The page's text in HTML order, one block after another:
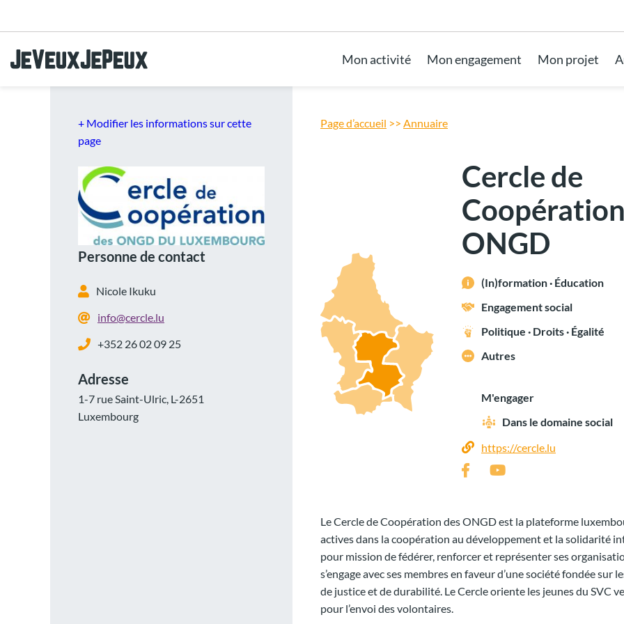
Mon activité Mon engagement Mon projet
+ Modifier les informations sur cette
page
Personne de contact
Nicole Ikuku
info@cercle.lu
+352 26 02 09 25
Adresse
1-7 rue Saint-Ulric, L-2651
Luxembourg
Page d’accueil >> Annuaire
Cercle de
ONGD
(In)formation · Éducation
Engagement social
Politique · Droits · Égalité
Autres
M'engager
Dans le domaine social
https://cercle.lu
Le Cercle de Coopération des ONGD est la plateforme
actives dans la coopération au développement et la solidarité
pour mission de fédérer, renforcer et représenter ses
s’engage avec ses membres en faveur d’une société fondée sur
de justice et de durabilité. Le Cercle oriente les jeunes du SVC
pour l’envoi des volontaires.